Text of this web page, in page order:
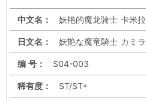
中文名： 妖艳的魔龙骑士 卡米拉
日文名： 妖艶な魔竜騎士 カミラ
编 号： S04-003
稀有度： ST/ST+